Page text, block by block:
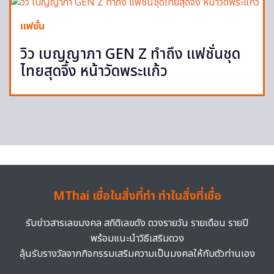
แฟชั่น
วิว เบญญาภา GEN Z ทำถึง แฟชั่นชุด
ไทยสุดจึ้ง หน้าวัดพระแก้ว
MThai เชื่อในสิ่งที่ทำ ทำในสิ่งที่เชื่อ
รับข่าวสารเลขมงคล สถิติเลขดัง ดวงรายวัน รายเดือน รายปี
พร้อมแนะนำวิธีเสริมดวง
ลุ้นรับรางวัลจากกิจกรรมเสริมความเป็นมงคลให้กับตัวท่านเอง